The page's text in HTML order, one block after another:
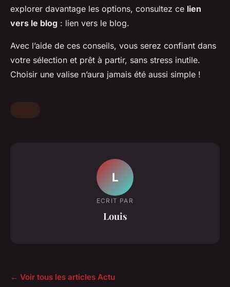
explorer davantage les options, consultez ce lien
vers le blog : lien vers le blog.
Avec l’aide de ces conseils, vous serez confiant dans
votre sélection et prêt à partir, sans stress inutile.
Choisir une valise n’aura jamais été aussi simple !
Actu
L
ECRIT PAR
Louis
← Voir tous les articles Actu